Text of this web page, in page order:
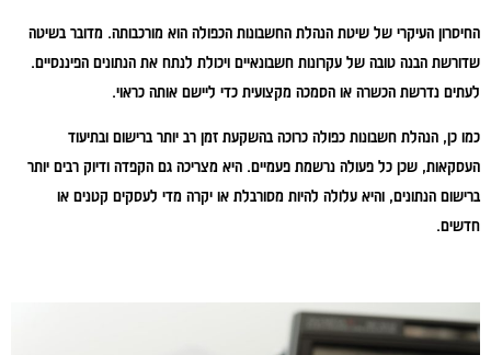
החיסרון העיקרי של שיטת הנהלת החשבונות הכפולה הוא מורכבותה. מדובר בשיטה
שדורשת הבנה טובה של עקרונות חשבונאיים ויכולת לנתח את הנתונים הפיננסיים.
לעתים נדרשת הכשרה או הסמכה מקצועית כדי ליישם אותה כראוי.
כמו כן, הנהלת חשבונות כפולה כרוכה בהשקעת זמן רב יותר ברישום ובתיעוד
העסקאות, שכן כל פעולה נרשמת פעמיים. היא מצריכה גם הקפדה ודיוק רבים יותר
ברישום הנתונים, והיא עלולה להיות מסורבלת או יקרה מדי לעסקים קטנים או
חדשים.